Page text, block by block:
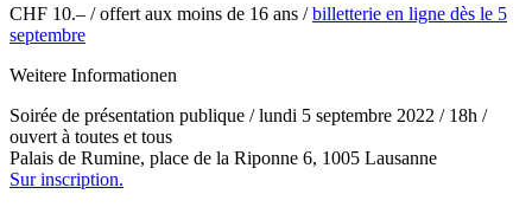
CHF 10.– / offert aux moins de 16 ans / billetterie en ligne dès le 5
septembre
Weitere Informationen
Soirée de présentation publique / lundi 5 septembre 2022 / 18h /
ouvert à toutes et tous
Palais de Rumine, place de la Riponne 6, 1005 Lausanne
Sur inscription.